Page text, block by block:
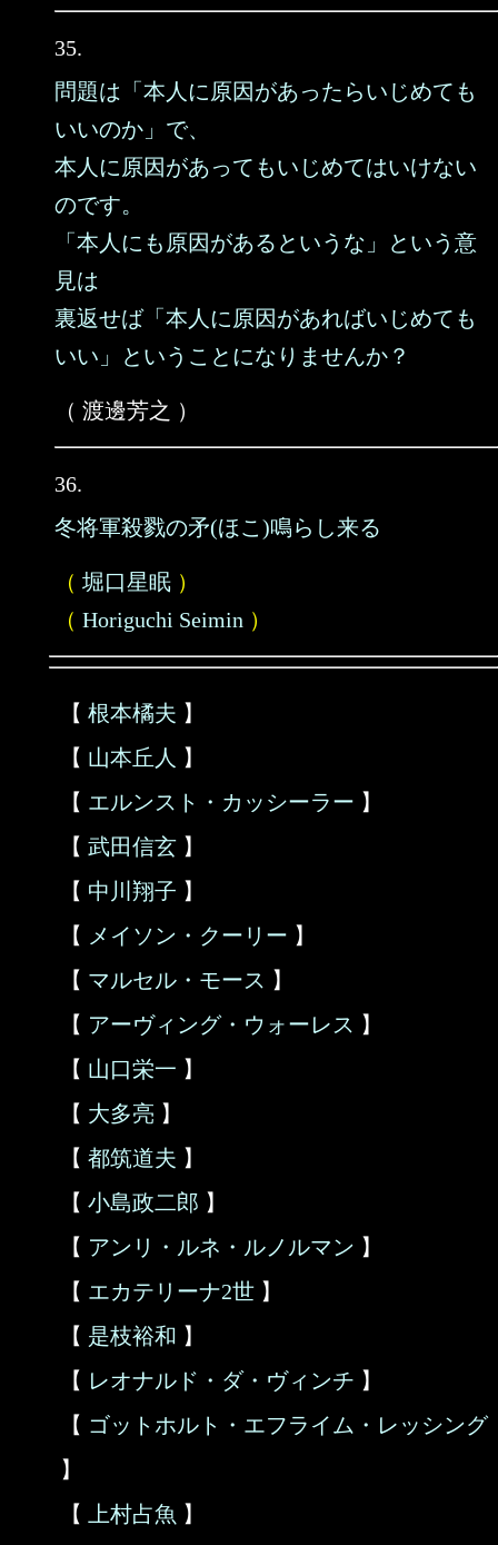
35.
問題は「本人に原因があったらいじめても
いいのか」で、
本人に原因があってもいじめてはいけない
のです。
「本人にも原因があるというな」という意
見は
裏返せば「本人に原因があればいじめても
いい」ということになりませんか？
（ 渡邊芳之 ）
36.
冬将軍殺戮の矛(ほこ)鳴らし来る
（ 堀口星眠 ）
（ Horiguchi Seimin ）
【 根本橘夫 】
【 山本丘人 】
【 エルンスト・カッシーラー 】
【 武田信玄 】
【 中川翔子 】
【 メイソン・クーリー 】
【 マルセル・モース 】
【 アーヴィング・ウォーレス 】
【 山口栄一 】
【 大多亮 】
【 都筑道夫 】
【 小島政二郎 】
【 アンリ・ルネ・ルノルマン 】
【 エカテリーナ2世 】
【 是枝裕和 】
【 レオナルド・ダ・ヴィンチ 】
【 ゴットホルト・エフライム・レッシング
】
【
上村占魚 】